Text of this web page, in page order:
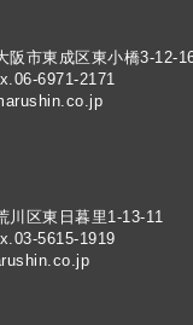
市東成区東小橋3-12-
6971-2171
区東日暮里1-13-11
5615-1919